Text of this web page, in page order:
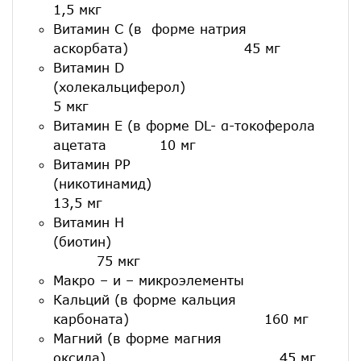
1,5 мкг
Витамин С (в форме натрия
аскорбата) 45 мг
Витамин D
5 мкг
Витамин Е (в форме DL- α-токоферола
ацетата 10 мг
Витамин РР
13,5 мг
Витамин Н
(биотин)
75 мкг
Макро – и – микроэлементы
Кальций (в форме кальция
карбоната) 160 мг
Магний (в форме магния
оксида) 45 мг